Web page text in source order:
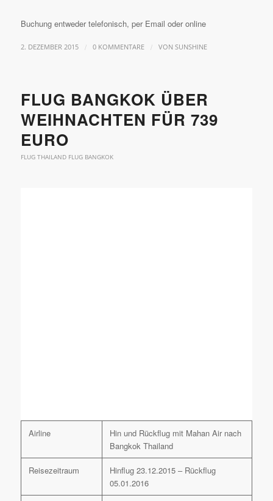
Buchung entweder telefonisch, per Email oder online
2. DEZEMBER 2015 / 0 KOMMENTARE / VON SUNSHINE
FLUG BANGKOK ÜBER
WEIHNACHTEN FÜR 739
EURO
FLUG THAILAND FLUG BANGKOK
Airline
Hin und Rückflug mit Mahan Air nach
Bangkok Thailand
Reisezeitraum
Hinflug 23.12.2015 – Rückflug
05.01.2016